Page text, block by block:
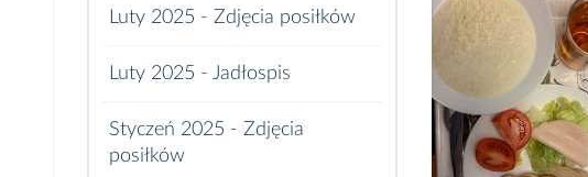
Luty 2025 - Zdjęcia posiłków
Luty 2025 - Jadłospis
Styczeń 2025 - Zdjęcia
posiłków